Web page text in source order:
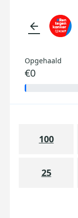
arrow_back
Opgehaald
€0
100
25